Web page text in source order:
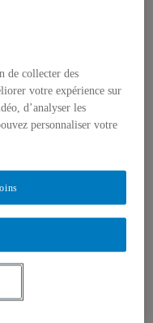
de collecter des
votre expérience sur
d’analyser les
personnaliser votre